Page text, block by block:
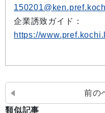
企業誘致ガイド：
https://
前の
類似記事